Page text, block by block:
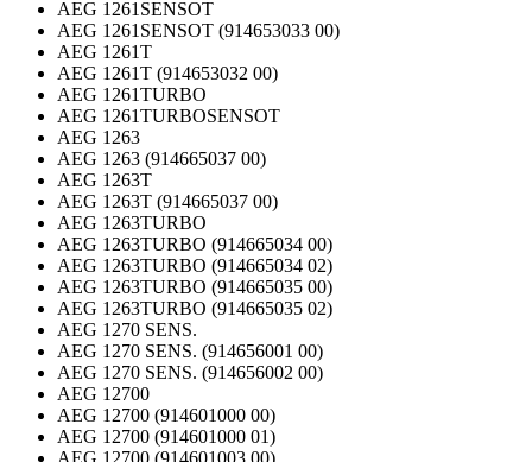
AEG 1261SENSOT
AEG 1261SENSOT (914653033 00)
AEG 1261T
AEG 1261T (914653032 00)
AEG 1261TURBO
AEG 1261TURBOSENSOT
AEG 1263
AEG 1263 (914665037 00)
AEG 1263T
AEG 1263T (914665037 00)
AEG 1263TURBO
AEG 1263TURBO (914665034 00)
AEG 1263TURBO (914665034 02)
AEG 1263TURBO (914665035 00)
AEG 1263TURBO (914665035 02)
AEG 1270 SENS.
AEG 1270 SENS. (914656001 00)
AEG 1270 SENS. (914656002 00)
AEG 12700
AEG 12700 (914601000 00)
AEG 12700 (914601000 01)
AEG 12700 (914601003 00)